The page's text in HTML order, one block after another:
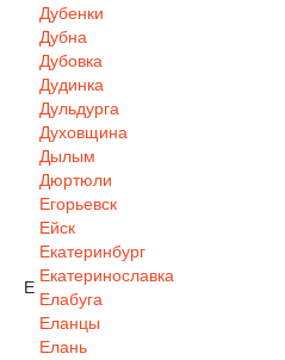
Дубенки
Дубна
Дубовка
Дудинка
Дульдурга
Духовщина
Дылым
Дюртюли
Е
Егорьевск
Ейск
Екатеринбург
Екатеринославка
Елабуга
Еланцы
Елань